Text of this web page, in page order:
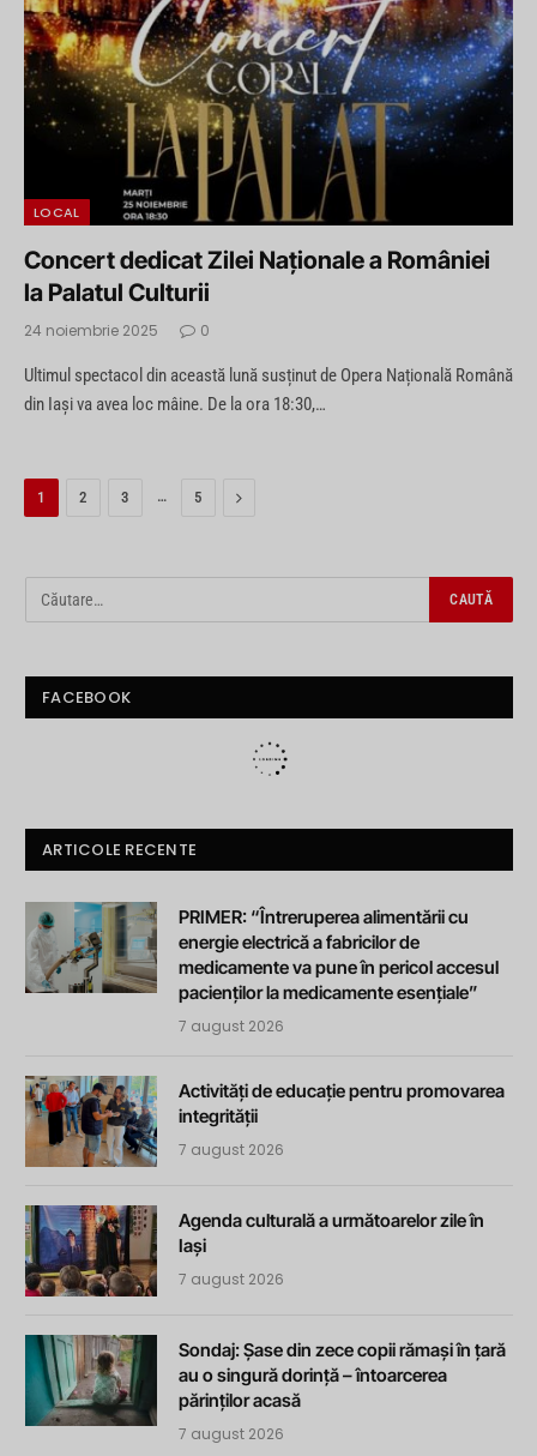
LOCAL
Concert dedicat Zilei Naționale a României
la Palatul Culturii
24 noiembrie 2025 0
Ultimul spectacol din această lună susținut de Opera Națională Română
din Iași va avea loc mâine. De la ora 18:30,…
1 2 3 … 5 Next
FACEBOOK
ARTICOLE RECENTE
PRIMER: “Întreruperea alimentării cu
energie electrică a fabricilor de
medicamente va pune în pericol accesul
pacienților la medicamente esențiale”
7 august 2026
Activități de educație pentru promovarea
integrității
7 august 2026
Agenda culturală a următoarelor zile în
Iași
7 august 2026
Sondaj: Șase din zece copii rămași în țară
au o singură dorință – întoarcerea
părinților acasă
7 august 2026